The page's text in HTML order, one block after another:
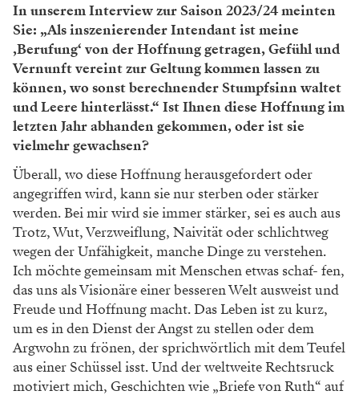
In unserem Interview zur Saison 2023/24 meinten
Sie: „Als inszenierender Intendant ist meine
‚Berufung‘ von der Hoffnung getragen, Gefühl und
Vernunft vereint zur Geltung kommen lassen zu
können, wo sonst berechnender Stumpfsinn waltet
und Leere hinterlässt.“ Ist Ihnen diese Hoffnung im
letzten Jahr abhanden gekommen, oder ist sie
vielmehr gewachsen?
Überall, wo diese Hoffnung herausgefordert oder
angegriffen wird, kann sie nur sterben oder stärker
werden. Bei mir wird sie immer stärker, sei es auch aus
Trotz, Wut, Verzweiflung, Naivität oder schlichtweg
wegen der Unfähigkeit, manche Dinge zu verstehen.
Ich möchte gemeinsam mit Menschen etwas schaf- fen,
das uns als Visionäre einer besseren Welt ausweist und
Freude und Hoffnung macht. Das Leben ist zu kurz,
um es in den Dienst der Angst zu stellen oder dem
Argwohn zu frönen, der sprichwörtlich mit dem Teufel
aus einer Schüssel isst. Und der weltweite Rechtsruck
motiviert mich, Geschichten wie „Briefe von Ruth“ auf